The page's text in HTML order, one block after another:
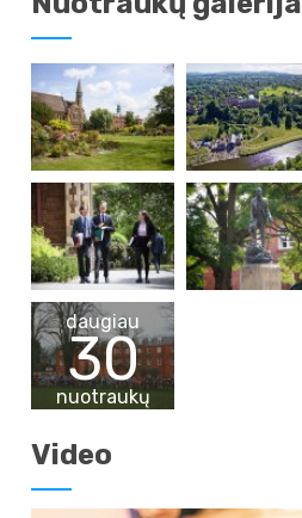
daugiau
30
nuotraukų
Video